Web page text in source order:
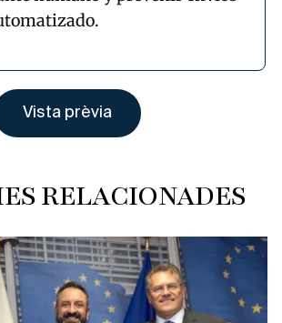
RELACIONADES